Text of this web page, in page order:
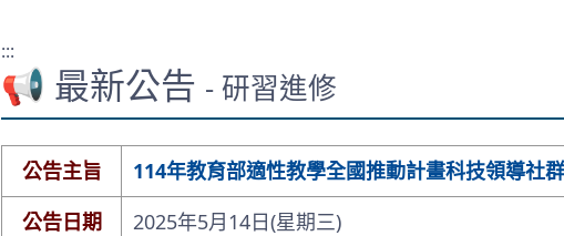
:::
📢 最新公告 - 研習進修
公告主旨
114年教育部適性教學全國推動計畫科技領導社
公告日期
2025年5月14日(星期三)